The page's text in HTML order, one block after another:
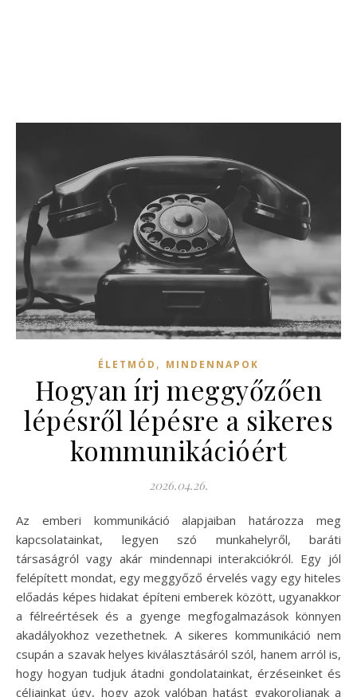
ÉLETMÓD , MINDENNAPOK
Hogyan írj meggyőzően
lépésről lépésre a sikeres
kommunikációért
2026.04.26.
Az emberi kommunikáció alapjaiban határozza meg
kapcsolatainkat, legyen szó munkahelyről, baráti
társaságról vagy akár mindennapi interakciókról. Egy jól
felépített mondat, egy meggyőző érvelés vagy egy hiteles
előadás képes hidakat építeni emberek között, ugyanakkor
a félreértések és a gyenge megfogalmazások könnyen
akadályokhoz vezethetnek. A sikeres kommunikáció nem
csupán a szavak helyes kiválasztásáról szól, hanem arról is,
hogy hogyan tudjuk átadni gondolatainkat, érzéseinket és
céljainkat úgy, hogy azok valóban hatást gyakoroljanak a